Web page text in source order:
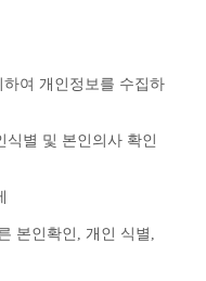
여 개인정보를 수집하
식별 및 본인의사 확인
본인확인, 개인 식별,